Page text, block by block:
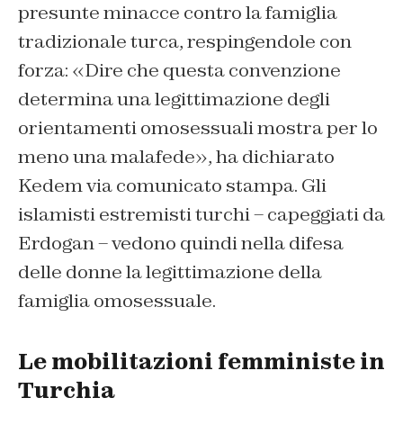
presunte minacce contro la famiglia
tradizionale turca, respingendole con
forza: «Dire che questa convenzione
determina una legittimazione degli
orientamenti omosessuali mostra per lo
meno una malafede», ha dichiarato
Kedem via comunicato stampa. Gli
islamisti estremisti turchi – capeggiati da
Erdogan – vedono quindi nella difesa
delle donne la legittimazione della
famiglia omosessuale.
Le mobilitazioni femministe in
Turchia